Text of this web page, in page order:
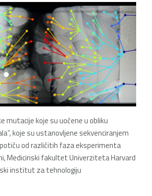
mutacije koje su uočene u obliku
koje su ustanovljene sekvenciranjem
potiču od različitih faza eksperimenta
Medicinski fakultet Univerziteta Harvard
institut za tehnologiju